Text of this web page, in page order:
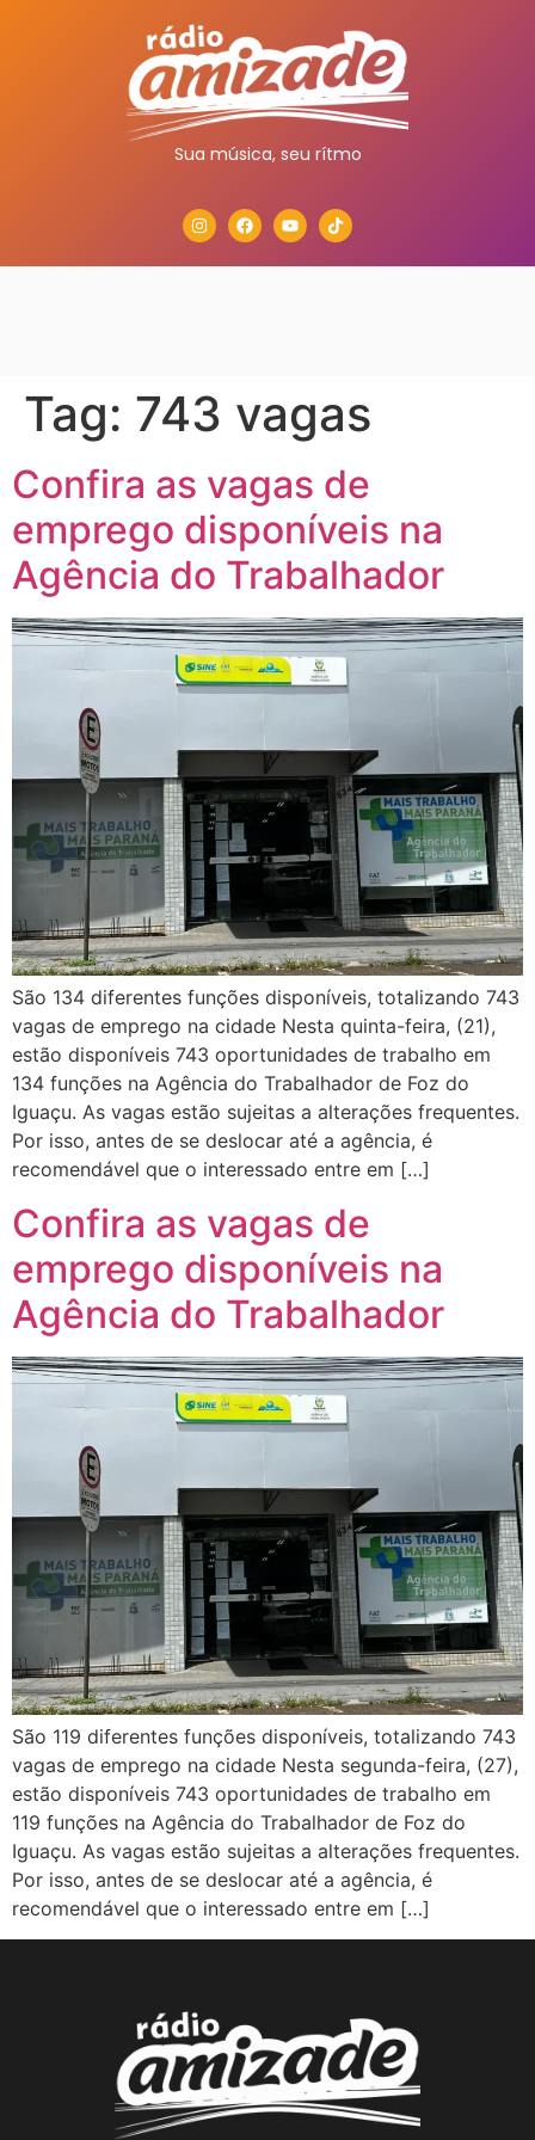
Sua música, seu rítmo
Tag: 743 vagas
Confira as vagas de
emprego disponíveis na
Agência do Trabalhador
São 134 diferentes funções disponíveis, totalizando 743
vagas de emprego na cidade Nesta quinta-feira, (21),
estão disponíveis 743 oportunidades de trabalho em
134 funções na Agência do Trabalhador de Foz do
Iguaçu. As vagas estão sujeitas a alterações frequentes.
Por isso, antes de se deslocar até a agência, é
recomendável que o interessado entre em […]
Confira as vagas de
emprego disponíveis na
Agência do Trabalhador
São 119 diferentes funções disponíveis, totalizando 743
vagas de emprego na cidade Nesta segunda-feira, (27),
estão disponíveis 743 oportunidades de trabalho em
119 funções na Agência do Trabalhador de Foz do
Iguaçu. As vagas estão sujeitas a alterações frequentes.
Por isso, antes de se deslocar até a agência, é
recomendável que o interessado entre em […]